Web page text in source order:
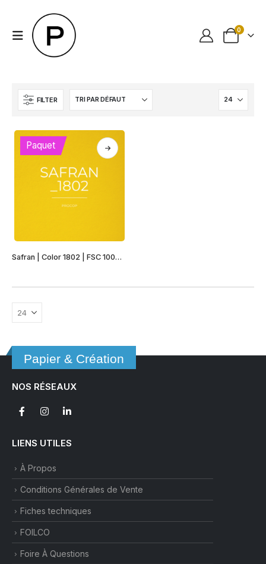
0
FILTER
Paquet
produit
plusieurs
Les
options
choisies
la
page
du
Safran | Color 1802 | FSC 100% Recyclé
Papier & Création
NOS RÉSEAUX
LIENS UTILES
À Propos
Conditions Générales de Vente
Fiches techniques
FOILCO
Foire À Questions